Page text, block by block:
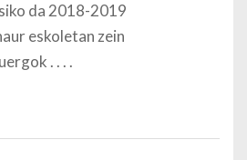
da 2018-2019
eskoletan zein